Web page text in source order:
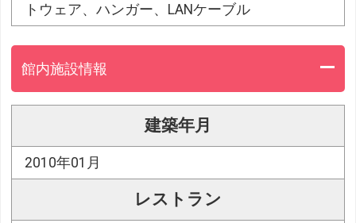
トウェア、ハンガー、LANケーブル
館内施設情報
建築年月
2010年01月
レストラン